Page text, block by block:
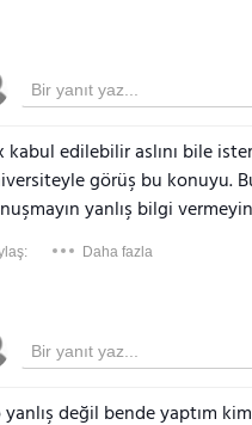
kabul edilebilir aslını bile
görüş bu konuyu.
yanlış bilgi vermeyin
Daha fazla
yanlış değil bende yaptım